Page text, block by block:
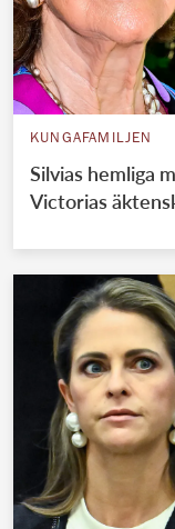
KUNGAFAMILJEN
Silvias hemliga
Victorias